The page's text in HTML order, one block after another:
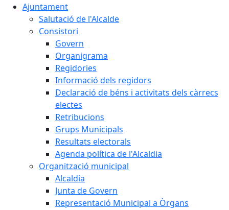
Ajuntament
Salutació de l'Alcalde
Consistori
Govern
Organigrama
Regidories
Informació dels regidors
Declaració de béns i activitats dels càrrecs
electes
Retribucions
Grups Municipals
Resultats electorals
Agenda política de l'Alcaldia
Organització municipal
Alcaldia
Junta de Govern
Representació Municipal a Òrgans